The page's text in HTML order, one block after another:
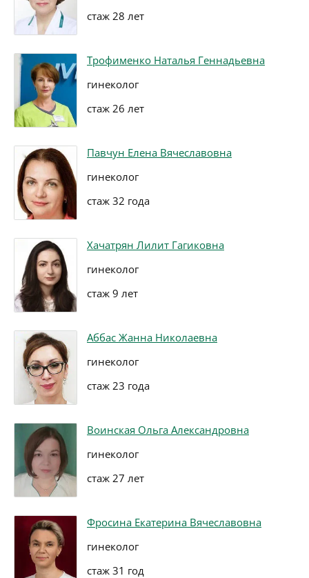
стаж 28 лет
Трофименко Наталья Геннадьевна
гинеколог
стаж 26 лет
Павчун Елена Вячеславовна
гинеколог
стаж 32 года
Хачатрян Лилит Гагиковна
гинеколог
стаж 9 лет
Аббас Жанна Николаевна
гинеколог
стаж 23 года
Воинская Ольга Александровна
гинеколог
стаж 27 лет
Фросина Екатерина Вячеславовна
гинеколог
стаж 31 год